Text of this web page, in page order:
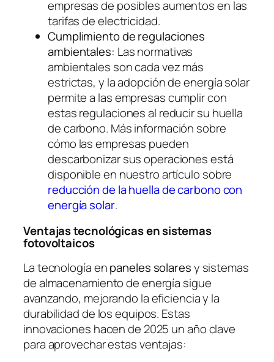
empresas de posibles aumentos en las
tarifas de electricidad.
Cumplimiento de regulaciones
ambientales: Las normativas
ambientales son cada vez más
estrictas, y la adopción de energía solar
permite a las empresas cumplir con
estas regulaciones al reducir su huella
de carbono. Más información sobre
cómo las empresas pueden
descarbonizar sus operaciones está
disponible en nuestro artículo sobre
reducción de la huella de carbono con
energía solar.
Ventajas tecnológicas en sistemas
fotovoltaicos
La tecnología enpaneles solaresy sistemas
de almacenamiento de energía sigue
avanzando, mejorando la eficiencia y la
durabilidad de los equipos. Estas
innovaciones hacen de 2025 un año clave
para aprovechar estas ventajas: